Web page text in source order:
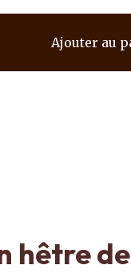
Ajouter au
hêtre de